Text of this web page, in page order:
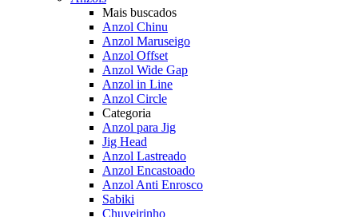
Mais buscados
Anzol Chinu
Anzol Maruseigo
Anzol Offset
Anzol Wide Gap
Anzol in Line
Anzol Circle
Categoria
Anzol para Jig
Jig Head
Anzol Lastreado
Anzol Encastoado
Anzol Anti Enrosco
Sabiki
Chuveirinho